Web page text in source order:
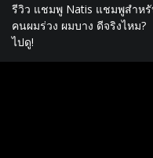
รีวิว แชมพู Natis แชมพูสำห
คนผมร่วง ผมบาง ดีจริงไหม?
ไปดู!